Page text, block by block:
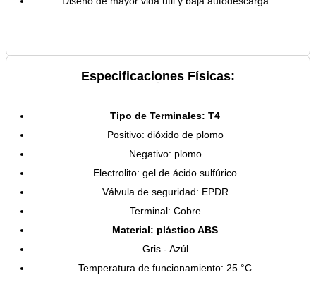
Especificaciones Físicas:
Tipo de Terminales: T4
Positivo: dióxido de plomo
Negativo: plomo
Electrolito: gel de ácido sulfúrico
Válvula de seguridad: EPDR
Terminal: Cobre
Material: plástico ABS
Gris - Azúl
Temperatura de funcionamiento: 25 °C